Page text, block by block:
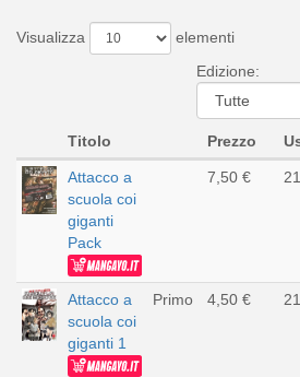
Visualizza
elementi
Edizione:
Titolo Prezzo
Attacco a
scuola coi
giganti
Pack
7,50 €
Attacco a
scuola coi
giganti 1
Primo 4,50 €